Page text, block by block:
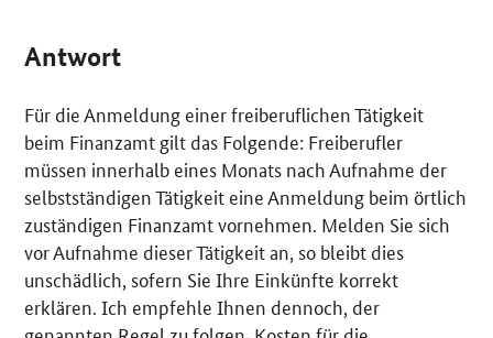
Antwort
Für die Anmeldung einer freiberuflichen Tätigkeit
beim Finanzamt gilt das Folgende: Freiberufler
müssen innerhalb eines Monats nach Aufnahme der
selbstständigen Tätigkeit eine Anmeldung beim örtlich
zuständigen Finanzamt vornehmen. Melden Sie sich
vor Aufnahme dieser Tätigkeit an, so bleibt dies
unschädlich, sofern Sie Ihre Einkünfte korrekt
erklären. Ich empfehle Ihnen dennoch, der